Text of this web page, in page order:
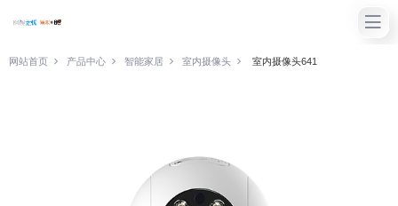
网站首页 产品中心 智能家居 室内摄像头 室内摄像头641